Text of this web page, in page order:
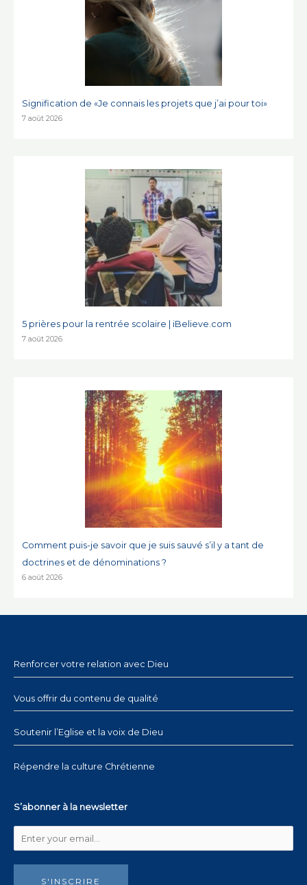
Signification de «Je connais les projets que j’ai pour toi»
7 août 2026
5 prières pour la rentrée scolaire | iBelieve.com
7 août 2026
Comment puis-je savoir que je suis sauvé s’il y a tant de
doctrines et de dénominations ?
6 août 2026
Renforcer votre relation avec Dieu
Vous offrir du contenu de qualité
Soutenir l’Eglise et la voix de Dieu
Répendre la culture Chrétienne
S’abonner à la newsletter
S'INSCRIRE